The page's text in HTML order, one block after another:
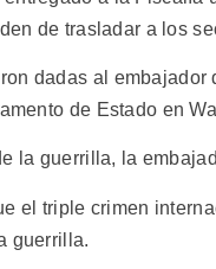
de trasladar a los
dadas al
de Estado en
la guerrilla, la
el triple crimen
guerrilla.